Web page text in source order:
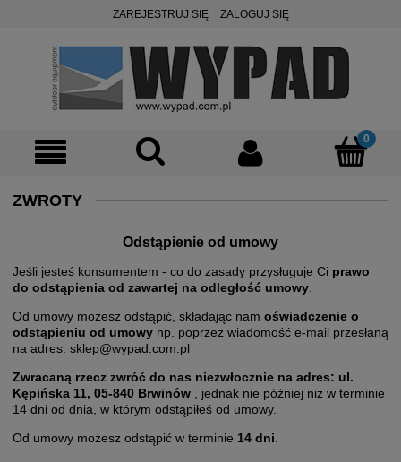
ZAREJESTRUJ SIĘ ZALOGUJ SIĘ
ZWROTY
Odstąpienie od umowy
Jeśli jesteś konsumentem - co do zasady przysługuje Ci prawo
do odstąpienia od zawartej na odległość umowy.
Od umowy możesz odstąpić, składając nam oświadczenie o
odstąpieniu od umowy np. poprzez wiadomość e-mail przesłaną
na adres: sklep@wypad.com.pl
Zwracaną rzecz zwróć do nas niezwłocznie na adres: ul.
Kępińska 11, 05-840 Brwinów , jednak nie później niż w terminie
14 dni od dnia, w którym odstąpiłeś od umowy.
Od umowy możesz odstąpić w terminie 14 dni.